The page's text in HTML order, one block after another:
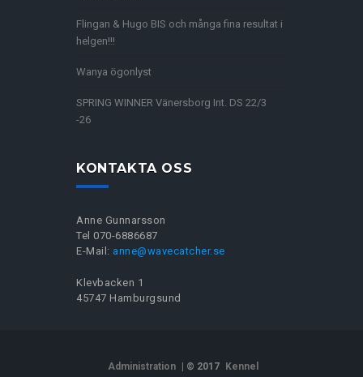
Flingan & Hugo BIS och många fina resultat i
helgen!!!
Wanya ögonlyst
SPRING WINNER Vänersborg Int. DS 22/3
-26
KONTAKTA OSS
Anne Gunnarsson
Tel 070-6886687
E-Mail: anne@wavecatcher.se
Klevbacken 1
45747 Hamburgsund
Administration | © 2017 Kennel